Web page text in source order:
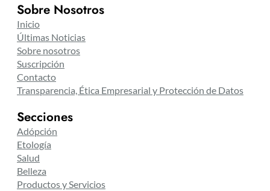
Sobre Nosotros
Inicio
Últimas Noticias
Sobre nosotros
Suscripción
Contacto
Transparencia, Ética Empresarial y Protección de Datos
Secciones
Adópción
Etología
Salud
Belleza
Productos y Servicios